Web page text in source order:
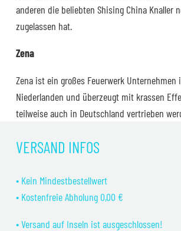
anderen die beliebten Shising China Knaller
zugelassen hat.
Zena
Zena ist ein großes Feuerwerk Unternehmen
Niederlanden und überzeugt mit krassen
teilweise auch in Deutschland vertrieben
VERSAND INFOS
• Kein Mindestbestellwert
• Kostenfreie Abholung 0,00 €
• Versand auf Inseln ist ausgeschlossen!